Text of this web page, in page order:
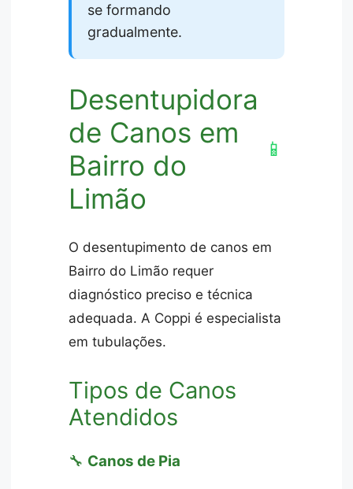
se formando
gradualmente.
Desentupidora
de Canos em
Bairro do
Limão
📱
O desentupimento de canos em
Bairro do Limão requer
diagnóstico preciso e técnica
adequada. A Coppi é especialista
em tubulações.
Tipos de Canos
Atendidos
🔧 Canos de Pia